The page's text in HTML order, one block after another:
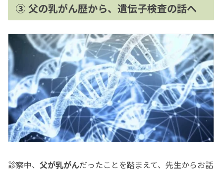
③ 父の乳がん歴から、遺伝子検査の話へ
診察中、 父が乳がんだったことを踏まえて、先生からお話